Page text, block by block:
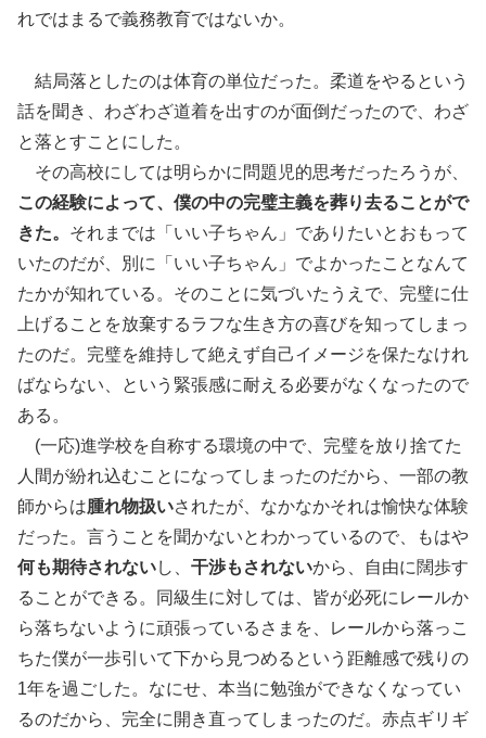
れではまるで義務教育ではないか。
結局落としたのは体育の単位だった。柔道をやるという
話を聞き、わざわざ道着を出すのが面倒だったので、わざ
と落とすことにした。
その高校にしては明らかに問題児的思考だったろうが、
この経験によって、僕の中の完璧主義を葬り去ることがで
きた。 それまでは「いい子ちゃん」でありたいとおもって
いたのだが、別に「いい子ちゃん」でよかったことなんて
たかが知れている。そのことに気づいたうえで、完璧に仕
上げることを放棄するラフな生き方の喜びを知ってしまっ
たのだ。完璧を維持して絶えず自己イメージを保たなけれ
ばならない、という緊張感に耐える必要がなくなったので
ある。
(一応)進学校を自称する環境の中で、完璧を放り捨てた
人間が紛れ込むことになってしまったのだから、一部の教
師からは腫れ物扱いされたが、なかなかそれは愉快な体験
だった。言うことを聞かないとわかっているので、もはや
何も期待されないし、 干渉もされないから、自由に闊歩す
ることができる。同級生に対しては、皆が必死にレールか
ら落ちないように頑張っているさまを、レールから落っこ
ちた僕が一歩引いて下から見つめるという距離感で残りの
1年を過ごした。なにせ、本当に勉強ができなくなってい
るのだから、完全に開き直ってしまったのだ。赤点ギリギ